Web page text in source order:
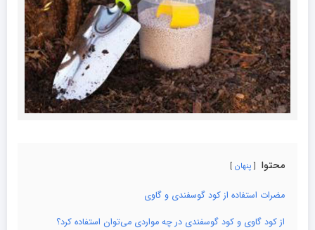
محتوا پنهان
مضرات استفاده از کود گوسفندی و گاوی
از کود گاوی و کود گوسفندی در چه مواردی می‌توان استفاده کرد؟